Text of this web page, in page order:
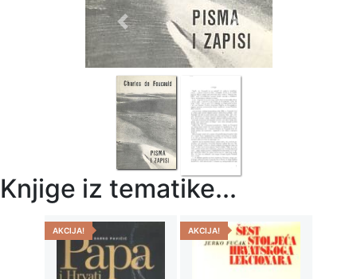
Previous Next
Knjige iz tematike...
AKCIJA! AKCIJA!